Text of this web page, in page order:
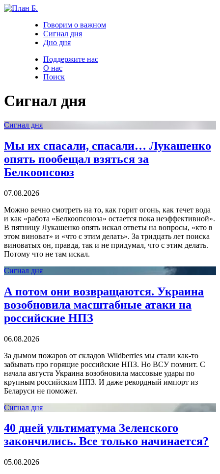
Говорим о важном
Сигнал дня
Дно дня
Поддержите нас
О нас
Поиск
Сигнал дня
Сигнал дня
Мы их спасали, спасали… Лукашенко
опять пообещал взяться за
Белкоопсоюз
07.08.2026
Можно вечно смотреть на то, как горит огонь, как течет вода
и как «работа «Белкоопсоюза» остается пока неэффективной».
В пятницу Лукашенко опять искал ответы на вопросы, «кто в
этом виноват» и «что с этим делать». За тридцать лет поиска
виноватых он, правда, так и не придумал, что с этим делать.
Потому что не там искал.
Сигнал дня
А потом они возвращаются. Украина
возобновила масштабные атаки на
российские НПЗ
06.08.2026
За дымом пожаров от складов Wildberries мы стали как-то
забывать про горящие российские НПЗ. Но ВСУ помнит. С
начала августа Украина возобновила массовые удары по
крупным российским НПЗ. И даже рекордный импорт из
Беларуси не поможет.
Сигнал дня
40 дней ультиматума Зеленского
закончились. Все только начинается?
05.08.2026